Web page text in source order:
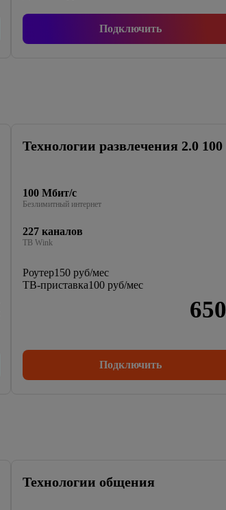
Подключить
Технологии развлечения 2.0 100
100 Мбит/с
Безлимитный интернет
227 каналов
ТВ Wink
Роутер150 руб/мес
ТВ-приставка100 руб/мес
650
Подключить
Технологии общения